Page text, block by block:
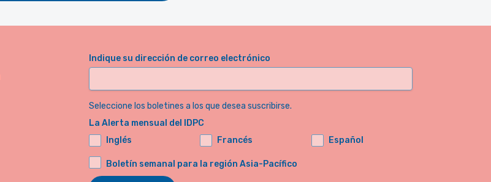
Indique su dirección de correo electrónico
Seleccione los boletines a los que desea suscribirse.
La Alerta mensual del IDPC
Inglés
Francés Español
Boletín semanal para la región Asia-Pacífico